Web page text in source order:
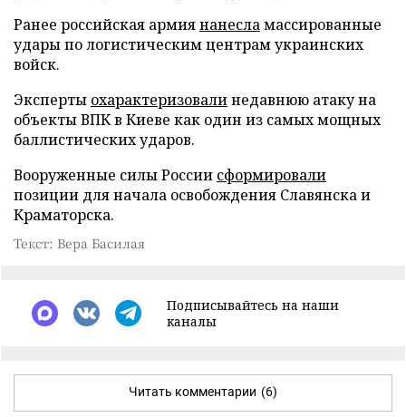
Ранее российская армиянанесламассированные
удары по логистическим центрам украинских
войск.
Эксперты охарактеризовалинедавнюю атаку на
объекты ВПК в Киеве как один из самых мощных
баллистических ударов.
Вооруженные силы России сформировали
позиции для начала освобождения Славянска и
Краматорска.
Текст: Вера Басилая
Подписывайтесь на наши
каналы
Читать комментарии (6)